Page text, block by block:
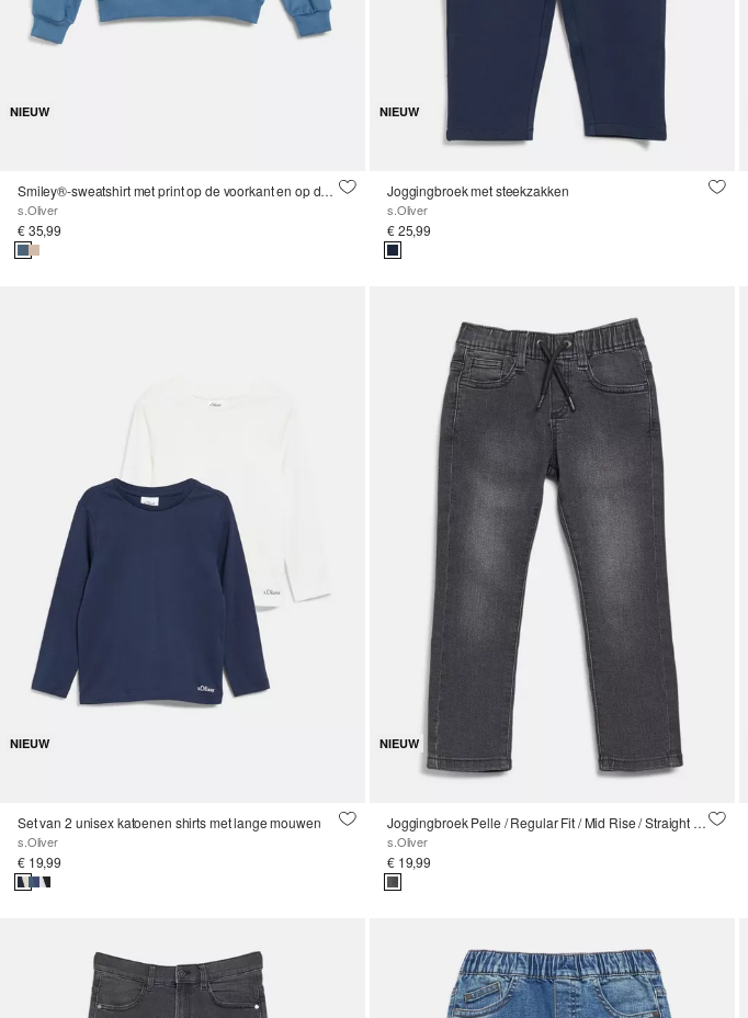
NIEUW
Smiley®-sweatshirt met print op de voorkant en op de mouwen
s.Oliver
€ 35,99
NIEUW
Joggingbroek met steekzakken
s.Oliver
€ 25,99
NIEUW
Set van 2 unisex katoenen shirts met lange mouwen
s.Oliver
€ 19,99
NIEUW
Joggingbroek Pelle / Regular Fit / Mid Rise / Straight Leg
s.Oliver
€ 19,99